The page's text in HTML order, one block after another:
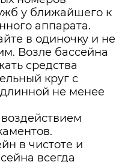
у ближайшего к
аппарата.
в одиночку и не
Возле бассейна
средства
круг с
не менее
в чистоте и
всегда